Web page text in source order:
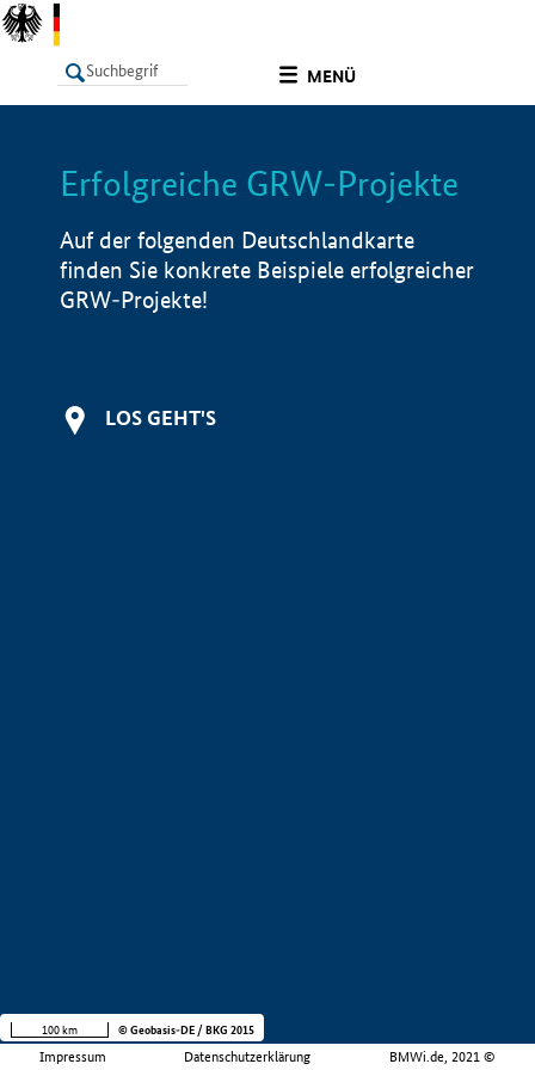
MENÜ
LISTE Info
Erfolgreiche GRW-Projekte
Auf der folgenden Deutschlandkarte
finden Sie konkrete Beispiele erfolgreicher
GRW-Projekte!
LOS GEHT'S
Impressum Datenschutzerklärung BMWi.de, 2021 ©
100 km © Geobasis-DE / BKG 2015